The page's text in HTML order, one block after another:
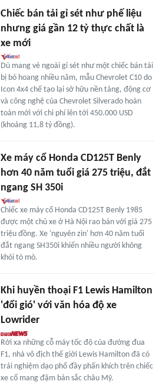
Chiếc bán tải gỉ sét như phế liệu
nhưng giá gần 12 tỷ thực chất là
xe mới
Dù mang vẻ ngoài gỉ sét như một chiếc bán tải
bị bỏ hoang nhiều năm, mẫu Chevrolet C10 do
Icon 4x4 chế tạo lại sở hữu nền tảng, động cơ
và công nghệ của Chevrolet Silverado hoàn
toàn mới với chi phí lên tới 450.000 USD
(khoảng 11,8 tỷ đồng).
Xe máy cổ Honda CD125T Benly
hơn 40 năm tuổi giá 275 triệu, đắt
ngang SH 350i
Chiếc xe máy cổ Honda CD125T Benly 1985
được một chủ xe ở Hà Nội rao bán với giá 275
triệu đồng. Xe 'nguyên zin' hơn 40 năm tuổi
đắt ngang SH350i khiến nhiều người không
khỏi tò mò.
Khi huyền thoại F1 Lewis Hamilton
'đổi gió' với văn hóa độ xe
Lowrider
Rời xa những cỗ máy tốc độ của đường đua
F1, nhà vô địch thế giới Lewis Hamilton đã có
trải nghiệm dạo phố đầy phấn khích trên chiếc
xe cổ mang đậm bản sắc châu Mỹ.